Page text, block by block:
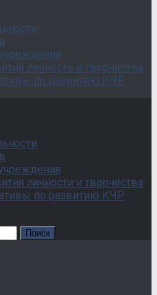
личности и творчества
по развитию КЧР
личности и творчества
по развитию КЧР